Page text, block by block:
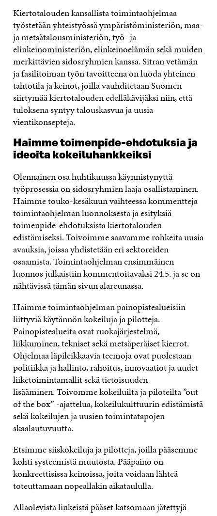
Kiertotalouden kansallista toimintaohjelmaa
työstetään yhteistyössä ympäristöministeriön, maa-
ja metsätalousministeriön, työ- ja
elinkeinoministeriön, elinkeinoelämän sekä muiden
merkittävien sidosryhmien kanssa. Sitran vetämän
ja fasilitoiman työn tavoitteena on luoda yhteinen
tahtotila ja keinot, joilla vauhditetaan Suomen
siirtymää kiertotalouden edelläkävijäksi niin, että
tuloksena syntyy talouskasvua ja uusia
vientikonsepteja.
Haimme toimenpide-ehdotuksia ja
ideoita kokeiluhankkeiksi
Olennainen osa huhtikuussa käynnistynyttä
työprosessia on sidosryhmien laaja osallistaminen.
Haimme touko-kesäkuun vaihteessa kommentteja
toimintaohjelman luonnoksesta ja esityksiä
toimenpide-ehdotuksista kiertotalouden
edistämiseksi. Toivoimme saavamme rohkeita uusia
avauksia, joissa yhdistetään eri sektoreiden
osaamista.Toimintaohjelman ensimmäinen
luonnos julkaistiin kommentoitavaksi 24.5. ja se on
nähtävissä tämän sivun alareunassa.
Haimme toimintaohjelman painopistealueisiin
liittyviä käytännön kokeiluja ja pilotteja.
Painopistealueita ovat ruokajärjestelmä,
liikkuminen, tekniset sekä metsäperäiset kierrot.
Ohjelmaa läpileikkaavia teemoja ovat puolestaan
politiikka ja hallinto, rahoitus, innovaatiot ja uudet
liiketoimintamallit sekä tietoisuuden
lisääminen.Toivomme kokeiluilta ja piloteilta ”out
of the box” -ajattelua, kokeilukulttuurin edistämistä
sekä kokeilujen ja uusien toimintatapojen
skaalautuvuutta.
Etsimme siiskokeiluja ja pilotteja, joilla pääsemme
kohti systeemistä muutosta. Pääpaino on
konkreettisissa keinoissa, joita voidaan lähteä
toteuttamaan nopeallakin aikataululla.
Allaolevista linkeistä pääset katsomaan jätettyjä